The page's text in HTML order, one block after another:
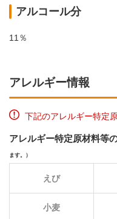
アルコール分
11％
アレルギー情報
下記のアレルギー特定
アレルギー特定原材料等
ます。）
えび
小麦